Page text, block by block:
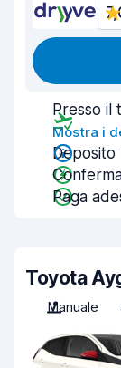
Presso il
Mostra i
Deposito
Paga
Toyota
Manuale